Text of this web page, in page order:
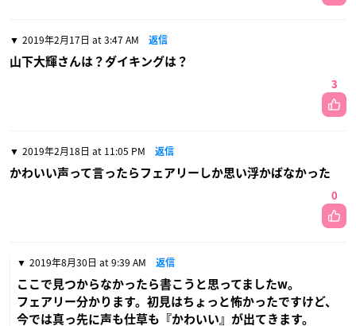
2019年2月17日 at 3:47 AM 返信
山下大輝さんは？ダイキングは？
3
2019年2月18日 at 11:05 PM 返信
かわいい声って言ったらフェアリーしか思い浮かばなかった
0
2019年8月30日 at 9:39 AM 返信
ここで見つからなかったら書こうと思ってましたw。
フェアリー分かります。初見はちょっと怖かったですけど、
今では真っ先に声も仕草も『かわいい』が出てきます。